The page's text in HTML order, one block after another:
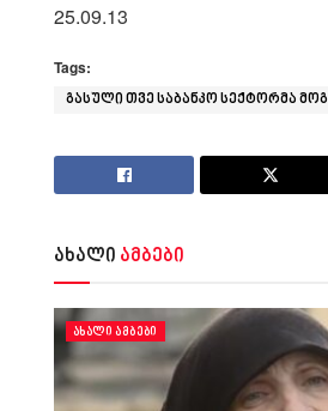
25.09.13
Tags:
გასული თვე საბანკო სექტორმა
ახალი ამბები
ᲐᲮᲐᲚᲘ ᲐᲛᲑᲔᲑᲘ